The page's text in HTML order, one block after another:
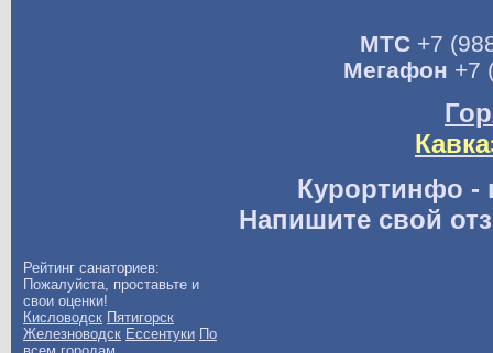
МТС+7
Мегафон +7
Курортинфо -
Напишите свой
Рейтинг санаториев:
Пожалуйста, проставьте и
свои оценки!
Кисловодск Пятигорск
Железноводск Ессентуки По